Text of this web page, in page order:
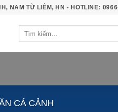
NAM TỪ LIÊM, HN - HOTLINE:
CÁ CẢNH